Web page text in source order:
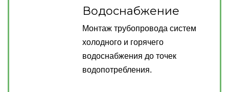
Водоснабжение
Монтаж трубопровода систем
холодного и горячего
водоснабжения до точек
водопотребления.